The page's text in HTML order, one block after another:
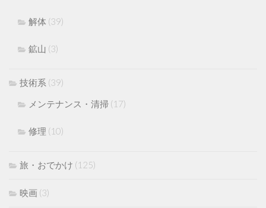
解体 (39)
鉱山 (3)
技術系 (39)
メンテナンス・清掃 (17)
修理 (10)
旅・おでかけ (125)
映画 (3)